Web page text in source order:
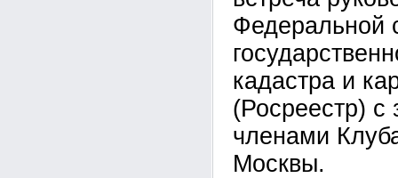
Федеральной
кадастра и
(Росреестр) с
членами
Москвы.